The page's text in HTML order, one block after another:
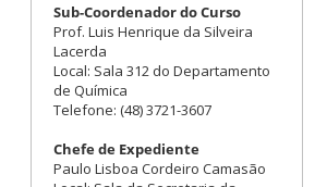
Sub-Coordenador do Curso
Prof. Luis Henrique da Silveira
Lacerda
Local: Sala 312 do Departamento
de Química
Telefone: (48) 3721-3607
Chefe de Expediente
Paulo Lisboa Cordeiro Camasão